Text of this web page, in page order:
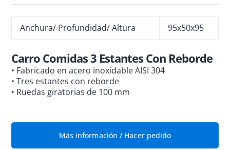
5
de
Anchura/ Profundidad/ Altura 95x50x95
Carro Comidas 3 Estantes Con Reborde
• Fabricado en acero inoxidable AISI 304
• Tres estantes con reborde
• Ruedas giratorias de 100 mm
Más información / Hacer pedido